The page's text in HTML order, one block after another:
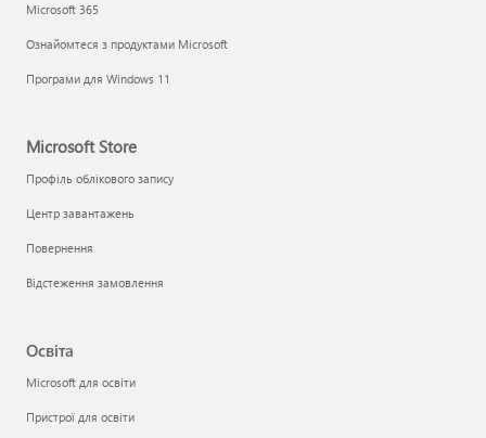
Microsoft 365
Ознайомтеся з продуктами Microsoft
Програми для Windows 11
Microsoft Store
Профіль облікового запису
Центр завантажень
Повернення
Відстеження замовлення
Освіта
Microsoft для освіти
Пристрої для освіти